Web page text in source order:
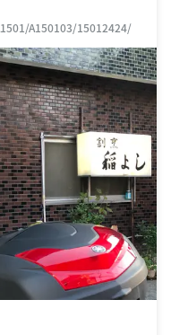
A150103/15012424/